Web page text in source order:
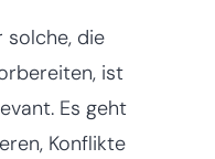
solche, die
ist
Es geht
Konflikte